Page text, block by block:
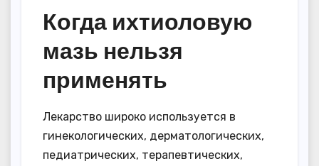
Когда ихтиоловую
мазь нельзя
применять
Лекарство широко используется в
гинекологических, дерматологических,
педиатрических, терапевтических,